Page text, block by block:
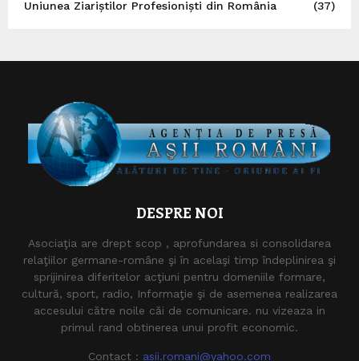
Uniunea Ziariștilor Profesioniști din România
(37)
DESPRE NOI
Asociaţia are drept scop , aprofundarea si consolidarea
relaţiilor germane-române şi în acelaşi timp îndeplinirea şi
sprijinirea diferitelor acţiuni pentru domeniile formare,
cultură, sport, radio, Informaţie şi de asemenea realizarea
accesului către noile căi de comunicare. nu vizeaza in
primul rand obtinerea unui profit economic.
Contact : asii.romani@yahoo.com